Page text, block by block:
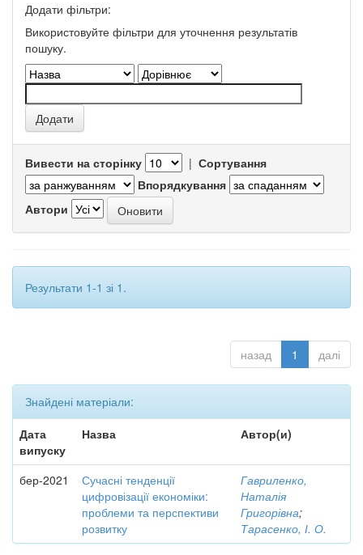
Додати фільтри:
Використовуйте фільтри для уточнення результатів
пошуку.
Вивести на сторінку | Сортування
Впорядкування
Автори
Результати 1-1 зі 1.
назад 1 далі
Знайдені матеріали:
Дата
випуску
Назва Автор(и)
бер-2021
Сучасні тенденції
цифровізації економіки:
проблеми та перспективи
розвитку
Гавриленко,
Наталія
Григорівна;
Тарасенко, І. О.